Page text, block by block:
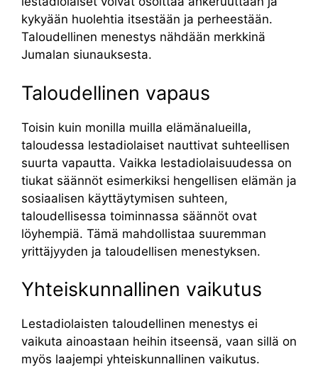
kykyään huolehtia itsestään ja perheestään.
Taloudellinen menestys nähdään merkkinä
Jumalan siunauksesta.
Taloudellinen vapaus
Toisin kuin monilla muilla elämänalueilla,
taloudessa lestadiolaiset nauttivat suhteellisen
suurta vapautta. Vaikka lestadiolaisuudessa on
tiukat säännöt esimerkiksi hengellisen elämän ja
sosiaalisen käyttäytymisen suhteen,
taloudellisessa toiminnassa säännöt ovat
löyhempiä. Tämä mahdollistaa suuremman
yrittäjyyden ja taloudellisen menestyksen.
Yhteiskunnallinen vaikutus
Lestadiolaisten taloudellinen menestys ei
vaikuta ainoastaan heihin itseensä, vaan sillä on
myös laajempi yhteiskunnallinen vaikutus.